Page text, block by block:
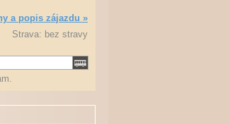
a popis zájazdu »
Strava: bez stravy